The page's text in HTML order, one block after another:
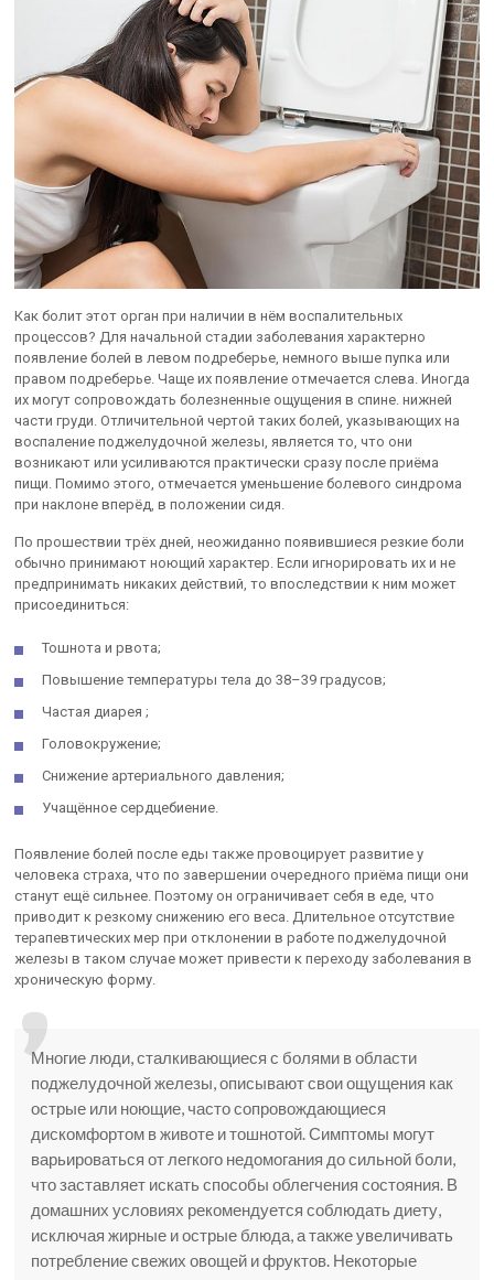
Как болит этот орган при наличии в нём воспалительных
процессов? Для начальной стадии заболевания характерно
появление болей в левом подреберье, немного выше пупка или
правом подреберье. Чаще их появление отмечается слева. Иногда
их могут сопровождать болезненные ощущения в спине. нижней
части груди. Отличительной чертой таких болей, указывающих на
воспаление поджелудочной железы, является то, что они
возникают или усиливаются практически сразу после приёма
пищи. Помимо этого, отмечается уменьшение болевого синдрома
при наклоне вперёд, в положении сидя.
По прошествии трёх дней, неожиданно появившиеся резкие боли
обычно принимают ноющий характер. Если игнорировать их и не
предпринимать никаких действий, то впоследствии к ним может
присоединиться:
Тошнота и рвота;
Повышение температуры тела до 38–39 градусов;
Частая диарея ;
Головокружение;
Снижение артериального давления;
Учащённое сердцебиение.
Появление болей после еды также провоцирует развитие у
человека страха, что по завершении очередного приёма пищи они
станут ещё сильнее. Поэтому он ограничивает себя в еде, что
приводит к резкому снижению его веса. Длительное отсутствие
терапевтических мер при отклонении в работе поджелудочной
железы в таком случае может привести к переходу заболевания в
хроническую форму.
Многие люди, сталкивающиеся с болями в области
поджелудочной железы, описывают свои ощущения как
острые или ноющие, часто сопровождающиеся
дискомфортом в животе и тошнотой. Симптомы могут
варьироваться от легкого недомогания до сильной боли,
что заставляет искать способы облегчения состояния. В
домашних условиях рекомендуется соблюдать диету,
исключая жирные и острые блюда, а также увеличивать
потребление свежих овощей и фруктов. Некоторые